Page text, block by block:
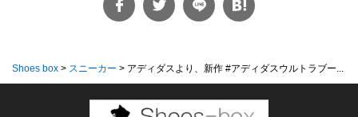
Shoes box > スニーカー > アディダスより、新作 #アディダスウルトラブー...